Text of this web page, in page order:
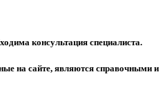
консультация специалиста.
на сайте, являются справочными и